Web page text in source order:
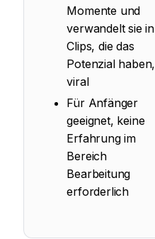
Momente und
verwandelt sie in
Clips, die das
Potenzial haben,
viral
Für Anfänger
geeignet, keine
Erfahrung im
Bereich
Bearbeitung
erforderlich